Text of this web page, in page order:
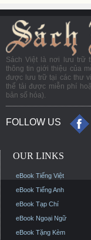
Sách Việt là nơi lưu trữ
thông tin giới thiệu của
được lưu trữ tại các thư
thể tải được miễn phí
bản số hóa).
FOLLOW US
OUR LINKS
eBook Tiếng Việt
eBook Tiếng Anh
eBook Tạp Chí
eBook Ngoại Ngữ
eBook Tặng Kèm